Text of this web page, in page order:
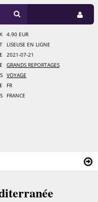
4.90 EUR
LISEUSE EN LIGNE
2021-07-21
GRANDS REPORTAGES
VOYAGE
FR
FRANCE